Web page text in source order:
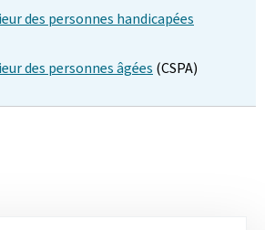
des personnes handicapées
des personnes âgées (CSPA)